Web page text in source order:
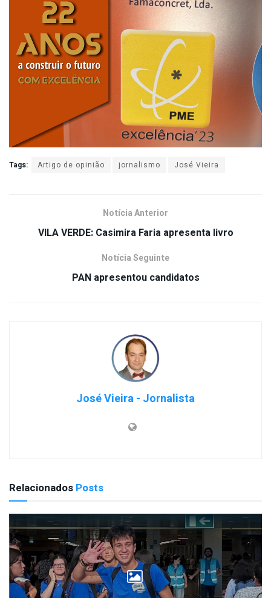
Tags: Artigo de opinião jornalismo José Vieira
Notícia Anterior
VILA VERDE: Casimira Faria apresenta livro
Notícia Seguinte
PAN apresentou candidatos
José Vieira - Jornalista
Relacionados Posts